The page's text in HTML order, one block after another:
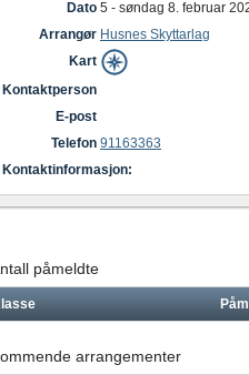
Dato 5 - søndag 8. februar
Arrangør Husnes Skyttarlag
Kart
Kontaktperson
E-post
Telefon 91163363
Kontaktinformasjon:
påmeldte
arrangementer